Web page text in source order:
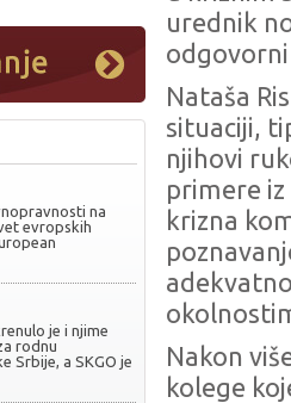
na
evropskih
je i njime
rodnu
Srbije, a SKGO je
urednik
odgovorni
Nataša
situaciji,
njihovi
primere
krizna
Nakon
kolege